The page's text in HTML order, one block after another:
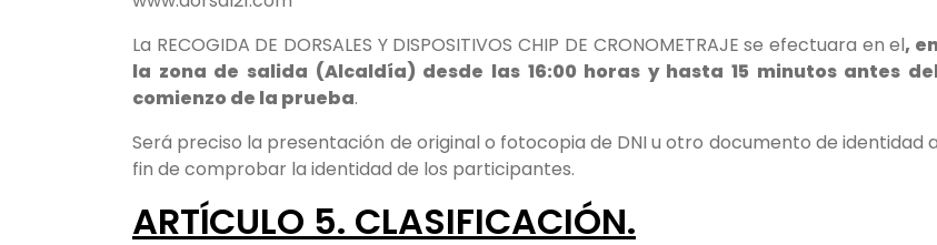
La RECOGIDA DE DORSALES Y DISPOSITIVOS CHIP DE CRONOMETRAJE se efectuara en el,
la zona de salida (Alcaldía) desde las 16:00 horas y hasta 15 minutos antes
comienzo de la prueba.
Será preciso la presentación de original o fotocopia de DNI u otro documento de identidad a
fin de comprobar la identidad de los participantes.
ARTÍCULO 5. CLASIFICACIÓN.